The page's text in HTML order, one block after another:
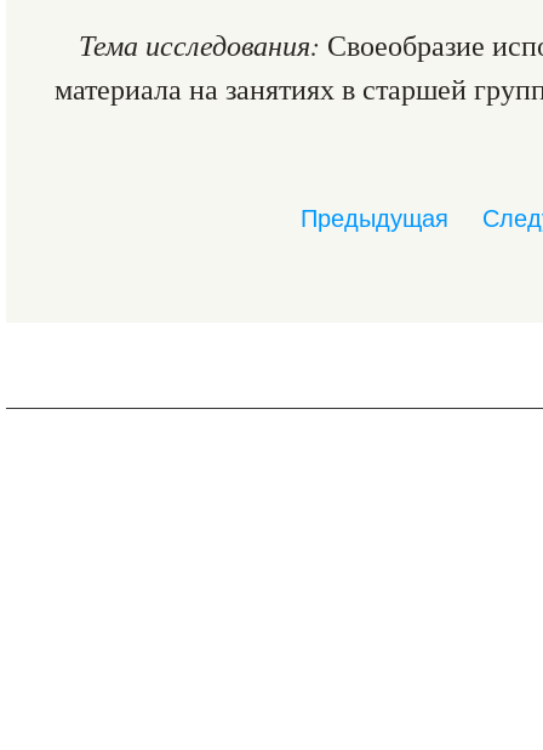
Тема исследования: Своеобразие
материала на занятиях в старшей
Предыдущая